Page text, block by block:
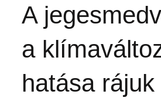
A
a
hatása rájuk